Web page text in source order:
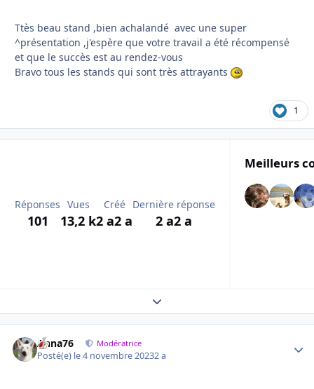
Ttès beau stand ,bien achalandé avec une super
^présentation ,j'espère que votre travail a été récompensé
et que le succès est au rendez-vous
Bravo tous les stands qui sont très attrayants
1
Réponses
101
Vues
13,2 k
Créé
2 a2 a
Dernière réponse
2 a2 a
Meilleurs
Expand topic overview
Anna76 Modératrice
Posté(e) le 4 novembre 20232 a